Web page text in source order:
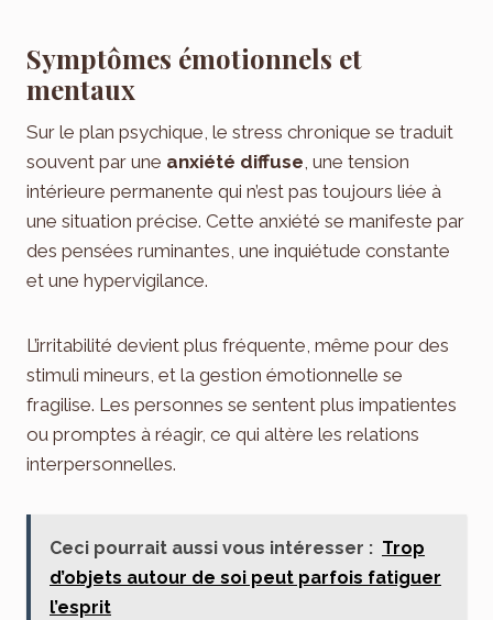
Symptômes émotionnels et
mentaux
Sur le plan psychique, le stress chronique se traduit
souvent par une anxiété diffuse , une tension
intérieure permanente qui n’est pas toujours liée à
une situation précise. Cette anxiété se manifeste par
des pensées ruminantes, une inquiétude constante
et une hypervigilance.
L’irritabilité devient plus fréquente, même pour des
stimuli mineurs, et la gestion émotionnelle se
fragilise. Les personnes se sentent plus impatientes
ou promptes à réagir, ce qui altère les relations
interpersonnelles.
Ceci pourrait aussi vous intéresser : Trop
d’objets autour de soi peut parfois fatiguer
l’esprit